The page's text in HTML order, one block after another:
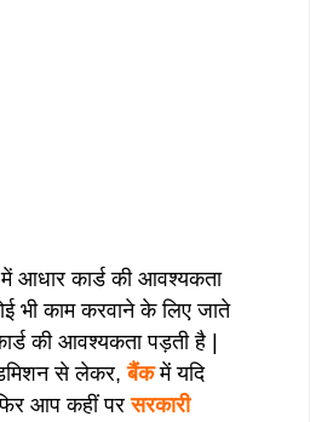
में आधार कार्ड की आवश्यकता
भी काम करवाने के लिए जाते
की आवश्यकता पड़ती है |
से लेकर,बैंकमें यदि
आप कहीं परसरकारी